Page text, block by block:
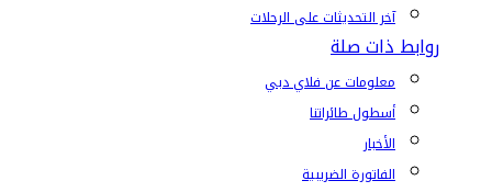
آخر التحديثات على الرحلات
روابط ذات صلة
معلومات عن فلاي دبي
أسطول طائراتنا
الأخبار
الفاتورة الضريبية